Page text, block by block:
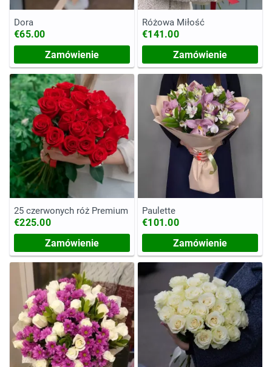
Dora
€65.00
Zamówienie
Różowa Miłość
€141.00
Zamówienie
25 czerwonych róż Premium
€225.00
Zamówienie
Paulette
€101.00
Zamówienie